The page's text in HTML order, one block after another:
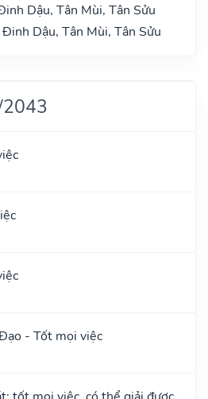
Dậu, Tân Mùi, Tân Sửu
Dậu, Tân Mùi, Tân Sửu
- Tốt mọi việc